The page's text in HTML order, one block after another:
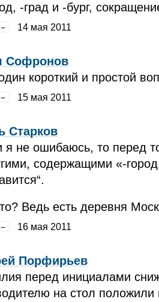
‑град и ‑бург,
14 мая 2011
Софронов
короткий и простой
15 мая 2011
Старков
я не ошибаюсь, то перед
содержащими
Ведь есть деревня
16 мая 2011
Порфирьев
перед инициалами
на стол положили